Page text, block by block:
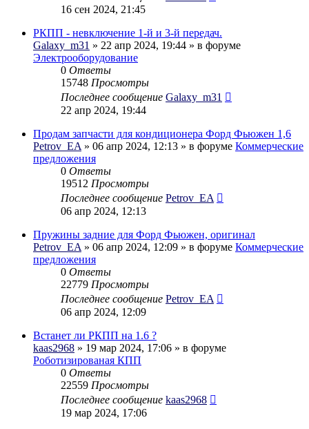
16 сен 2024, 21:45
РКПП - невключение 1-й и 3-й передач.
Galaxy_m31 » 22 апр 2024, 19:44 » в форуме
Электрооборудование
0 Ответы
15748 Просмотры
Последнее сообщение Galaxy_m31
22 апр 2024, 19:44
Продам запчасти для кондиционера Форд Фьюжен 1,6
Petrov_EA » 06 апр 2024, 12:13 » в форуме Коммерческие
предложения
0 Ответы
19512 Просмотры
Последнее сообщение Petrov_EA
06 апр 2024, 12:13
Пружины задние для Форд Фьюжен, оригинал
Petrov_EA » 06 апр 2024, 12:09 » в форуме Коммерческие
предложения
0 Ответы
22779 Просмотры
Последнее сообщение Petrov_EA
06 апр 2024, 12:09
Встанет ли РКПП на 1.6 ?
kaas2968 » 19 мар 2024, 17:06 » в форуме
Роботизированая КПП
0 Ответы
22559 Просмотры
Последнее сообщение kaas2968
19 мар 2024, 17:06